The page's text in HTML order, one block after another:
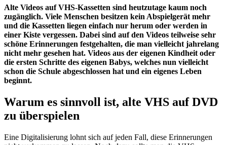
Alte Videos auf VHS-Kassetten sind heutzutage kaum noch
zugänglich. Viele Menschen besitzen kein Abspielgerät mehr
und die Kassetten liegen einfach nur herum oder werden in
einer Kiste vergessen. Dabei sind auf den Videos teilweise sehr
schöne Erinnerungen festgehalten, die man vielleicht jahrelang
nicht mehr gesehen hat. Videos aus der eigenen Kindheit oder
die ersten Schritte des eigenen Babys, welches nun vielleicht
schon die Schule abgeschlossen hat und ein eigenes Leben
beginnt.
Warum es sinnvoll ist, alte VHS auf DVD
zu überspielen
Eine Digitalisierung lohnt sich auf jeden Fall, diese Erinnerungen